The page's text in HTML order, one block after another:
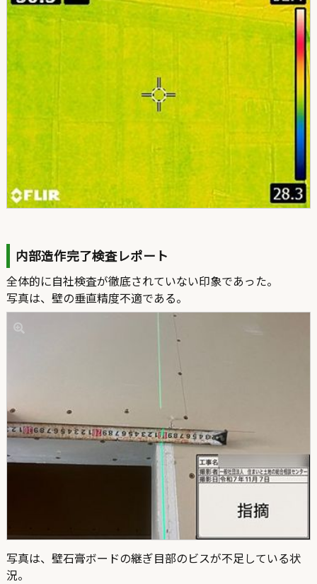
内部造作完了検査レポート
全体的に自社検査が徹底されていない印象であった。
写真は、壁の垂直精度不適である。
写真は、壁石膏ボードの継ぎ目部のビスが不足している状
況。